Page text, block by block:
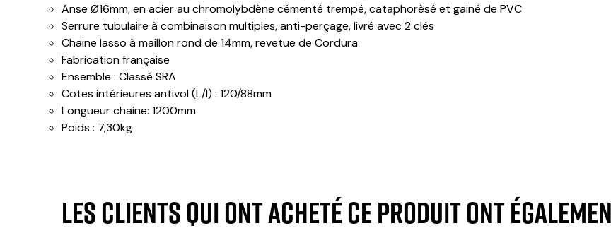
Anse Ø16mm, en acier au chromolybdène cémenté trempé, cataphorèsé et gainé de PVC
Serrure tubulaire à combinaison multiples, anti-perçage, livré avec 2 clés
Chaine lasso à maillon rond de 14mm, revetue de Cordura
Fabrication française
Ensemble : Classé SRA
Cotes intérieures antivol (L/l) : 120/88mm
Longueur chaine: 1200mm
Poids : 7,30kg
Les clients qui ont acheté ce produit ont